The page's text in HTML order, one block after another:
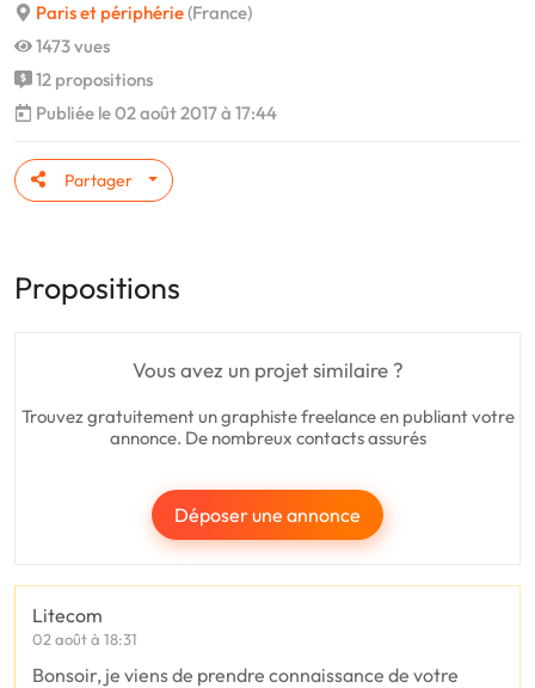
Paris et périphérie(France)
1473 vues
12 propositions
Publiée le 02 août 2017 à 17:44
Partager
Propositions
Vous avez un projet similaire ?
Trouvez gratuitement un graphiste freelance en publiant votre
annonce. De nombreux contacts assurés
Déposer une annonce
Litecom
02 août à 18:31
Bonsoir, je viens de prendre connaissance de votre